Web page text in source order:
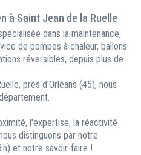
à Saint Jean de la Ruelle
dans la maintenance,
de pompes à chaleur, ballons
réversibles, depuis plus de
près d'Orléans (45), nous
l'expertise, la réactivité
distinguons par notre
et notre savoir-faire !